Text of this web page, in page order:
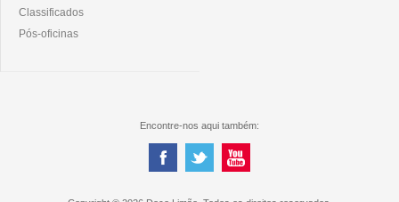
Classificados
Pós-oficinas
Encontre-nos aqui também: